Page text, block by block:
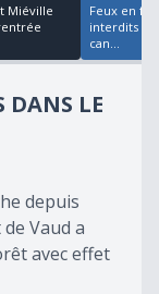
Miéville
Feux en
interdits
can...
DANS LE
depuis
Vaud a
avec effet